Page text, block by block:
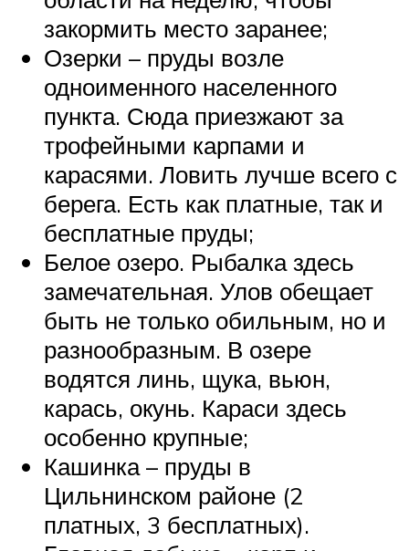
закормить место заранее;
Озерки – пруды возле
одноименного населенного
пункта. Сюда приезжают за
трофейными карпами и
карасями. Ловить лучше всего с
берега. Есть как платные, так и
бесплатные пруды;
Белое озеро. Рыбалка здесь
замечательная. Улов обещает
быть не только обильным, но и
разнообразным. В озере
водятся линь, щука, вьюн,
карась, окунь. Караси здесь
особенно крупные;
Кашинка – пруды в
Цильнинском районе (2
платных, 3 бесплатных).